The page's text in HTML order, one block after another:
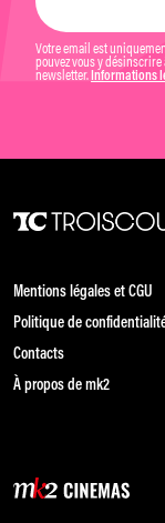
Votre email est
pouvez vous y
newsletter. Informations
Mentions légales et CGU
Politique de
Contacts
À propos de mk2